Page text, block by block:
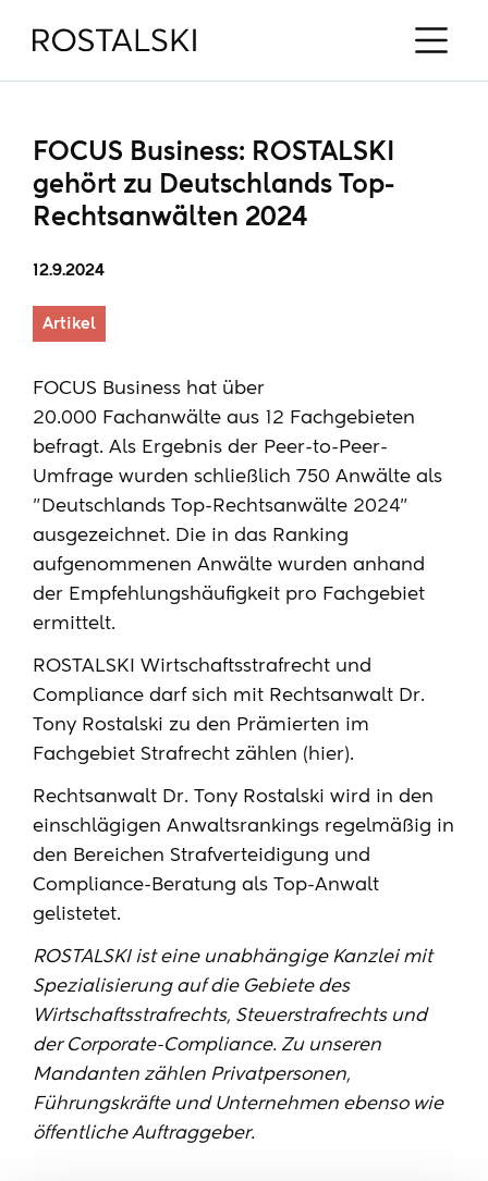
FOCUS Business: ROSTALSKI
gehört zu Deutschlands Top-
Rechtsanwälten 2024
12.9.2024
Artikel
FOCUS Business hat über
20.000 Fachanwälte aus 12 Fachgebieten
befragt. Als Ergebnis der Peer-to-Peer-
Umfrage wurden schließlich 750 Anwälte als
"Deutschlands Top-Rechtsanwälte 2024"
ausgezeichnet. Die in das Ranking
aufgenommenen Anwälte wurden anhand
der Empfehlungshäufigkeit pro Fachgebiet
ermittelt.
ROSTALSKI Wirtschaftsstrafrecht und
Compliance darf sich mit Rechtsanwalt Dr.
Tony Rostalski zu den Prämierten im
Fachgebiet Strafrecht zählen (hier).
Rechtsanwalt Dr. Tony Rostalski wird in den
einschlägigen Anwaltsrankings regelmäßig in
den Bereichen Strafverteidigung und
Compliance-Beratung als Top-Anwalt
gelistetet.
ROSTALSKI ist eine unabhängige Kanzlei mit
Spezialisierung auf die Gebiete des
Wirtschaftsstrafrechts, Steuerstrafrechts und
der Corporate-Compliance. Zu unseren
Mandanten zählen Privatpersonen,
Führungskräfte und Unternehmen ebenso wie
öffentliche Auftraggeber.